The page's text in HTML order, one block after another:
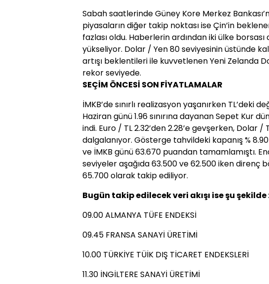
Sabah saatlerinde Güney Kore Merkez
piyasaların diğer takip noktası ise Çin’in
fazlası oldu. Haberlerin ardından iki ülke
yükseliyor. Dolar / Yen 80 seviyesinin üstünde
artışı beklentileri ile kuvvetlenen Yeni Zelanda
rekor seviyede.
SEÇİM ÖNCESİ SON FİYATLAMALAR
İMKB’de sınırlı realizasyon yaşanırken TL’deki
Haziran günü 1.96 sınırına dayanan Sepet Kur
indi. Euro / TL 2.32’den 2.28’e gevşerken, Dolar /
dalgalanıyor. Gösterge tahvildeki kapanış %
ve İMKB günü 63.670 puandan tamamlamıştı.
seviyeler aşağıda 63.500 ve 62.500 iken direnç
65.700 olarak takip ediliyor.
Bugün takip edilecek veri akışı ise şu şekilde
09.00 ALMANYA TÜFE ENDEKSİ
09.45 FRANSA SANAYİ ÜRETİMİ
10.00 TÜRKİYE TÜİK DIŞ TİCARET ENDEKSLERİ
11.30 İNGİLTERE SANAYİ ÜRETİMİ